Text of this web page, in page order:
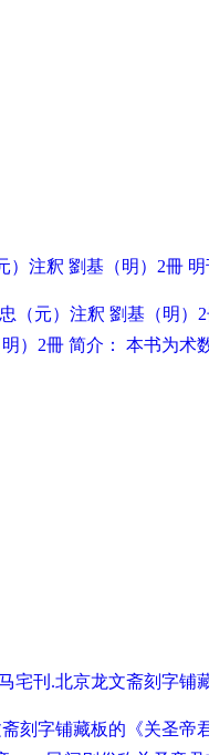
）注釈 劉基（明）2冊
（元）注釈 劉基（明
）2冊 简介： 本书为
宅刊.北京龙文斋刻字铺
刻字铺藏板的《关圣